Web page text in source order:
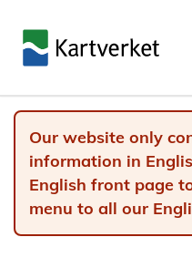
Our website only
information in
English front page
menu to all our